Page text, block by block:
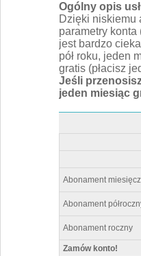
Ogólny opis
Dzięki niskiemu
parametry
jest bardzo
pół roku, jeden
gratis (płacisz
Jeśli
jeden miesiąc
Abonament
Abonament
Abonament roczny
Zamów konto!